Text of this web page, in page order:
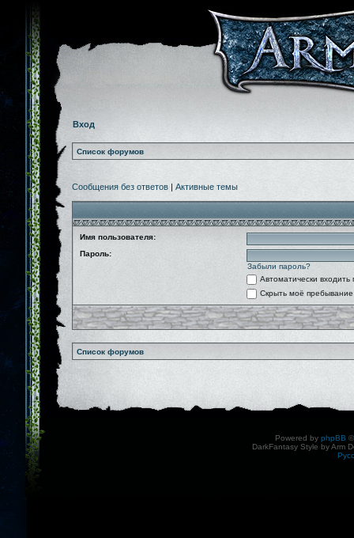
Вход
Список форумов
Сообщения без ответов | Активные темы
Имя пользователя:
Пароль:
Забыли пароль?
Автоматически
Скрыть моё
Список форумов
Powered by phpBB
DarkFantasy Style by Arm